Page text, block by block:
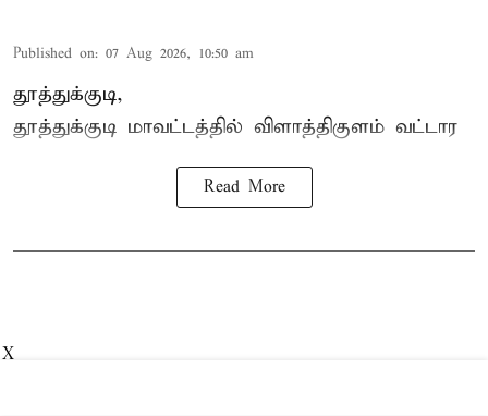
Published on: 07 Aug 2026, 10:50 am
தூத்துக்குடி,
தூத்துக்குடி மாவட்டத்தில் விளாத்திகுளம் வட்டார
Read More
X